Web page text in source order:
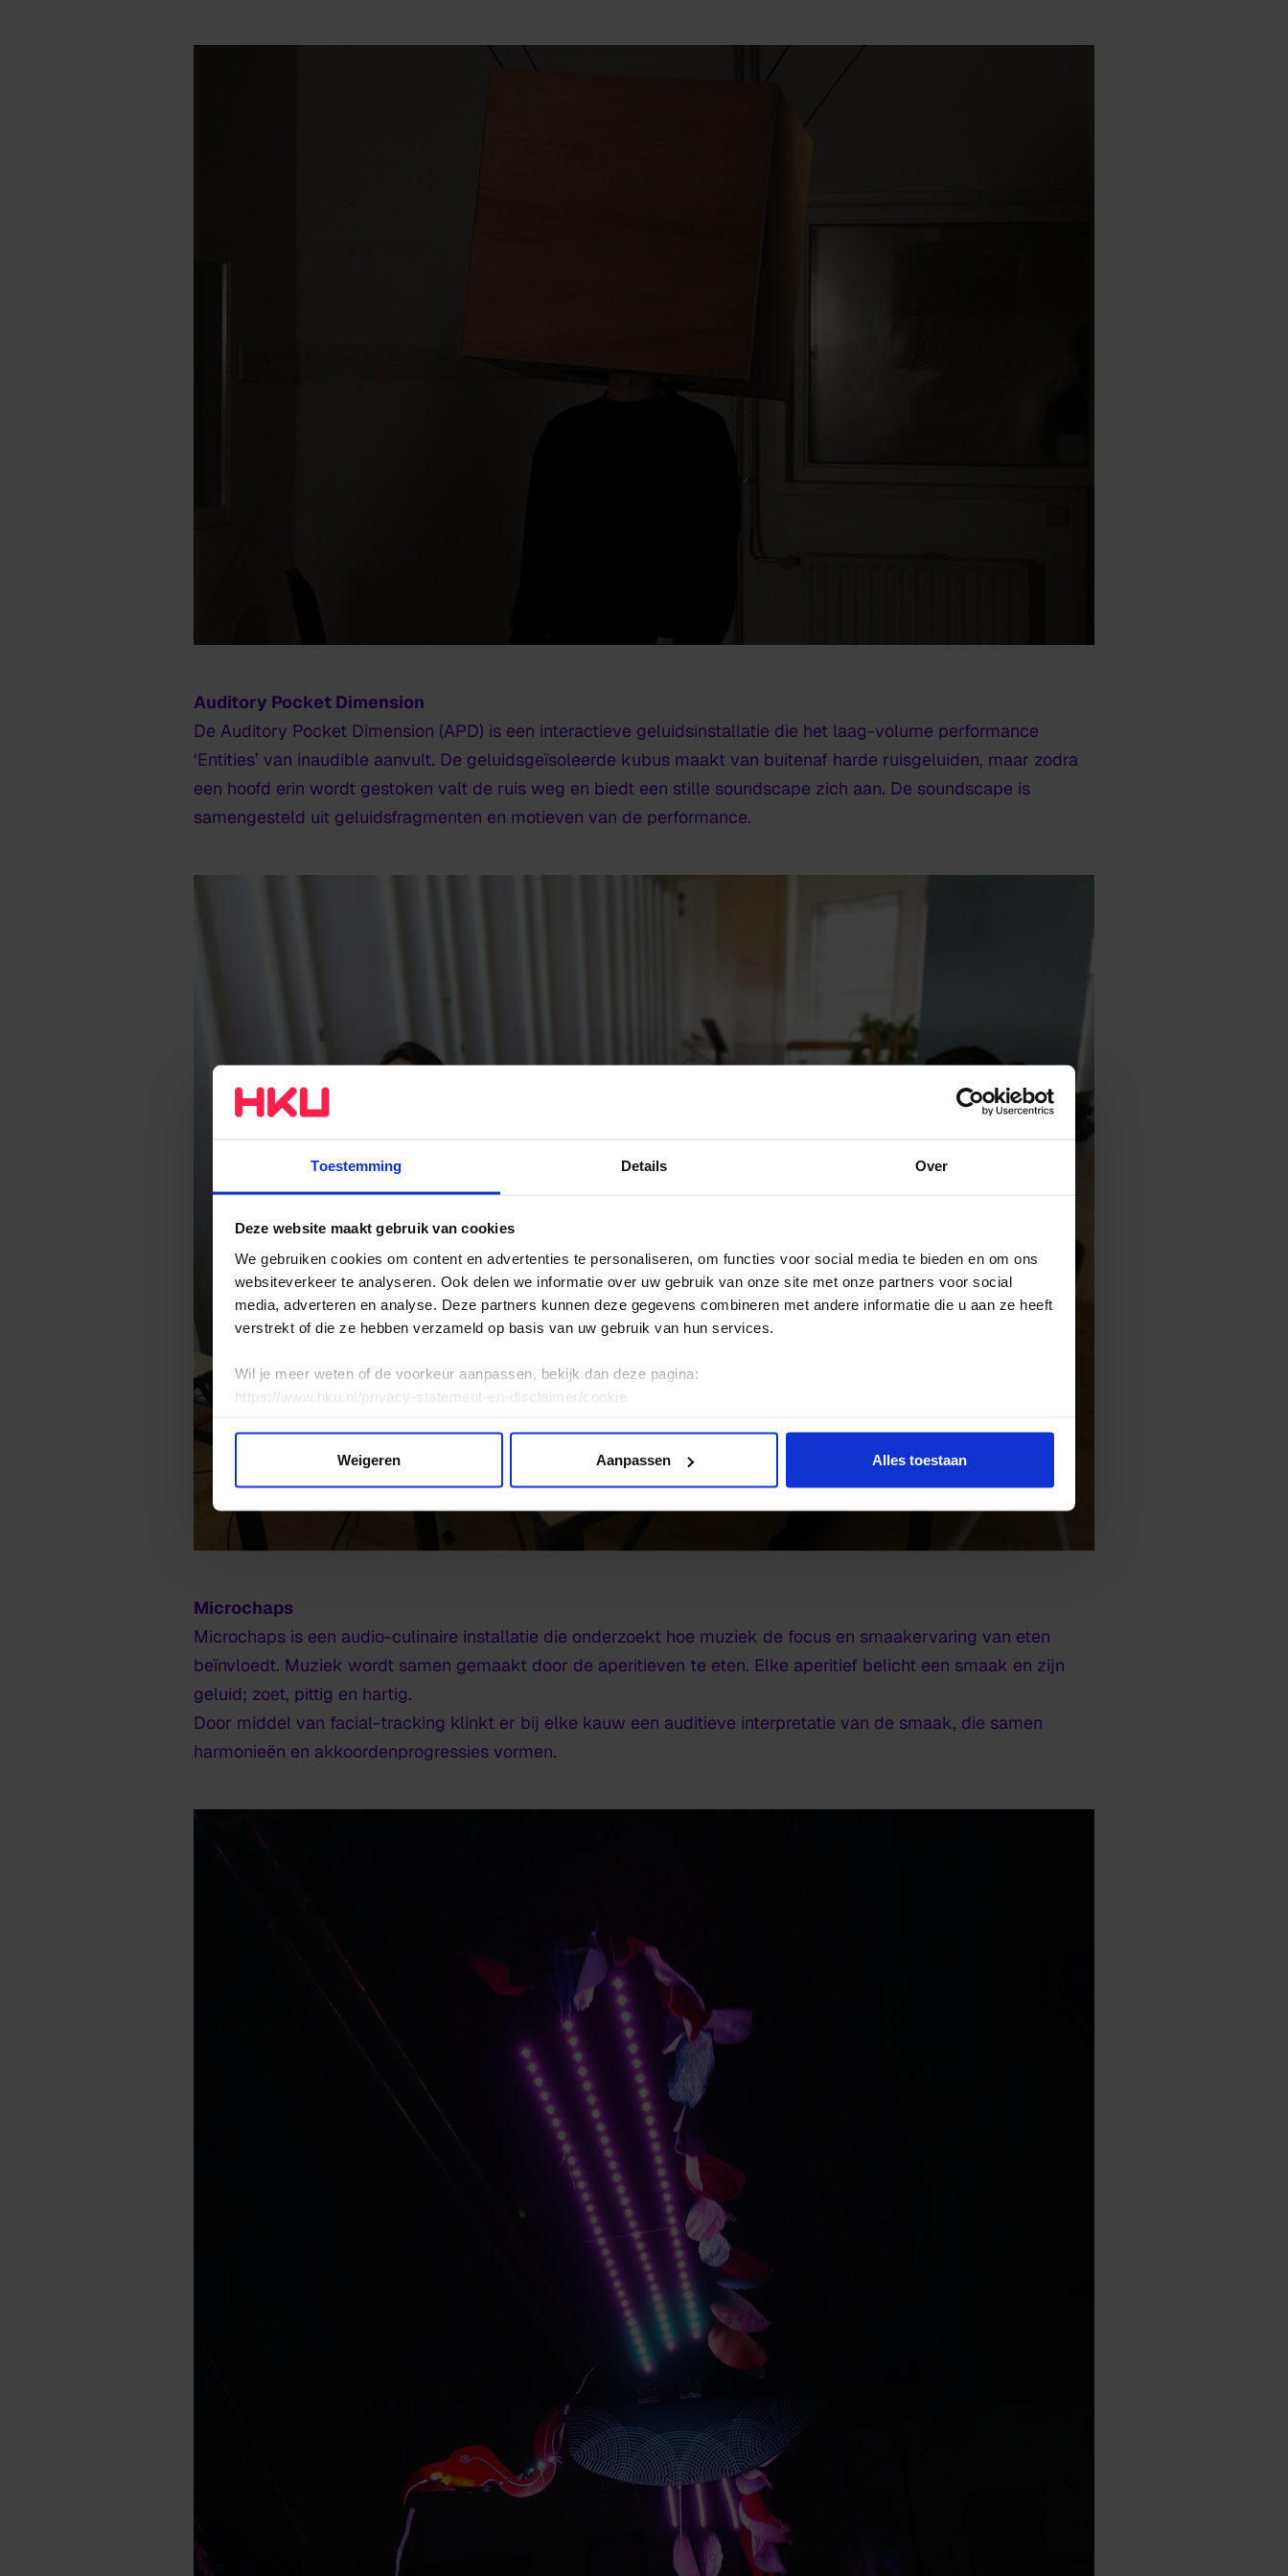
Toestemming Details Over
Deze website maakt gebruik van cookies
We gebruiken cookies om content en advertenties te personaliseren, om functies voor social media te bieden en om ons
websiteverkeer te analyseren. Ook delen we informatie over uw gebruik van onze site met onze partners voor social
media, adverteren en analyse. Deze partners kunnen deze gegevens combineren met andere informatie die u aan ze heeft
verstrekt of die ze hebben verzameld op basis van uw gebruik van hun services.
Wil je meer weten of de voorkeur aanpassen, bekijk dan deze pagina:
https://www.hku.nl/privacy-statement-en-disclaimer/cookie
Weigeren Aanpassen Alles toestaan
Auditory Pocket Dimension
De Auditory Pocket Dimension (APD) is een interactieve geluidsinstallatie die het laag-volume performance
‘Entities’ van inaudible aanvult. De geluidsgeïsoleerde kubus maakt van buitenaf harde ruisgeluiden, maar zodra
een hoofd erin wordt gestoken valt de ruis weg en biedt een stille soundscape zich aan. De soundscape is
samengesteld uit geluidsfragmenten en motieven van de performance.
Microchaps
Microchaps is een audio-culinaire installatie die onderzoekt hoe muziek de focus en smaakervaring van eten
beïnvloedt. Muziek wordt samen gemaakt door de aperitieven te eten. Elke aperitief belicht een smaak en zijn
geluid; zoet, pittig en hartig.
Door middel van facial-tracking klinkt er bij elke kauw een auditieve interpretatie van de smaak, die samen
harmonieën en akkoordenprogressies vormen.